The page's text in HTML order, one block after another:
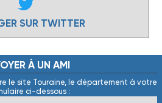
SUR TWITTER
À UN AMI
le site Touraine, le département à votre
ci-dessous :